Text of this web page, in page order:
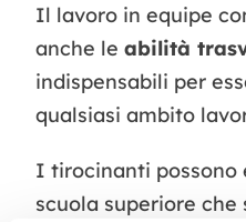
Il lavoro in equipe
anche le abilità
indispensabili per
qualsiasi ambito
I tirocinanti possono
scuola superiore